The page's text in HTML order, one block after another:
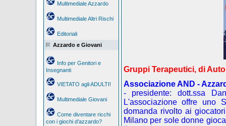
Multimediale Azzardo
Multimediale Altri Rischi
Editoriali
Azzardo e Giovani
Info per Genitori e
Insegnanti
VIETATO agli ADULTI!
Multimediale Giovani
Come diventare ricchi
con i giochi d'azzardo?
Gruppi Terapeutici, di
Associazione AND -
- presidente: dott.ssa
L'associazione offre uno
domanda rivolto ai
Milano per sole donne